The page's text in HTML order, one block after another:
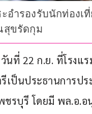
อำรองรับนักท่องเ
สุขรัดกุม
วันที่ 22 ก.ย. ที่โรง
เป็นประธานการป
ชรบุรี โดยมี พล.อ.